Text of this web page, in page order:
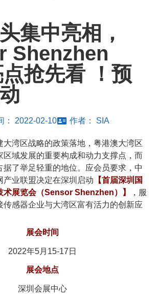
集中亮相，
Shenzhen
抢先看 ！预
： 2022-02-10 作者： SIA
大湾区战略的政策落地，粤港澳大湾区
区域发展的重要构成和动力支撑点，而
据了举足轻重的地位。应会员要求，中
产业联盟决定在深圳启动 【首届深圳国
术展览会（Sensor Shenzhen）】
，服
传感器企业与大湾区富有活力的创新应
展会时间
2022年5月15-17日
展会地点
深圳会展中心